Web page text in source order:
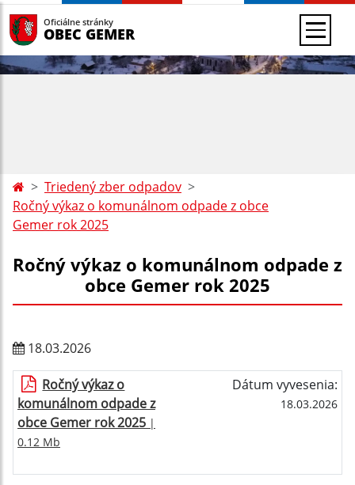
Oficiálne stránky
OBEC GEMER
Triedený zber odpadov
Ročný výkaz o komunálnom odpade z obce
Gemer rok 2025
Ročný výkaz o komunálnom odpade z
obce Gemer rok 2025
18.03.2026
Ročný výkaz o
komunálnom odpade z
obce Gemer rok 2025 |
0.12 Mb
Dátum vyvesenia:
18.03.2026